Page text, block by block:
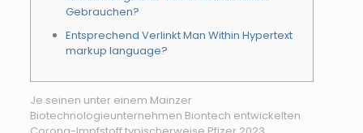
Gebrauchen?
Entsprechend Verlinkt Man Within Hypertext
markup language?
Je seinen unter einem Mainzer
Biotechnologieunternehmen Biontech entwickelten